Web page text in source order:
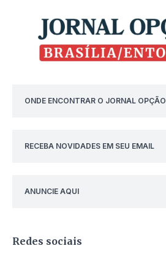
ONDE ENCONTRAR O JORNAL OPÇÃO
RECEBA NOVIDADES EM SEU EMAIL
ANUNCIE AQUI
Redes sociais